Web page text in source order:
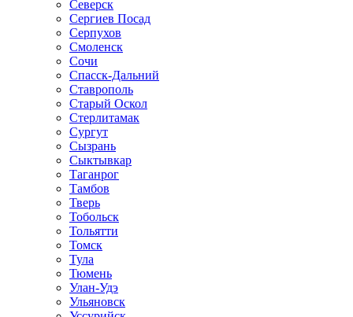
Северск
Сергиев Посад
Серпухов
Смоленск
Сочи
Спасск-Дальний
Ставрополь
Старый Оскол
Стерлитамак
Сургут
Сызрань
Сыктывкар
Таганрог
Тамбов
Тверь
Тобольск
Тольятти
Томск
Тула
Тюмень
Улан-Удэ
Ульяновск